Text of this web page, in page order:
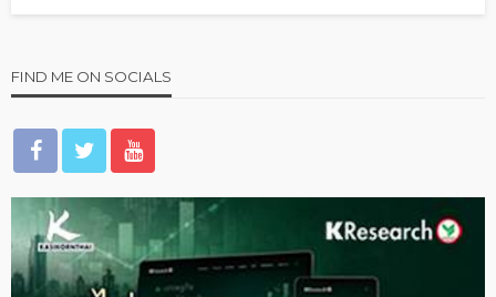
FIND ME ON SOCIALS